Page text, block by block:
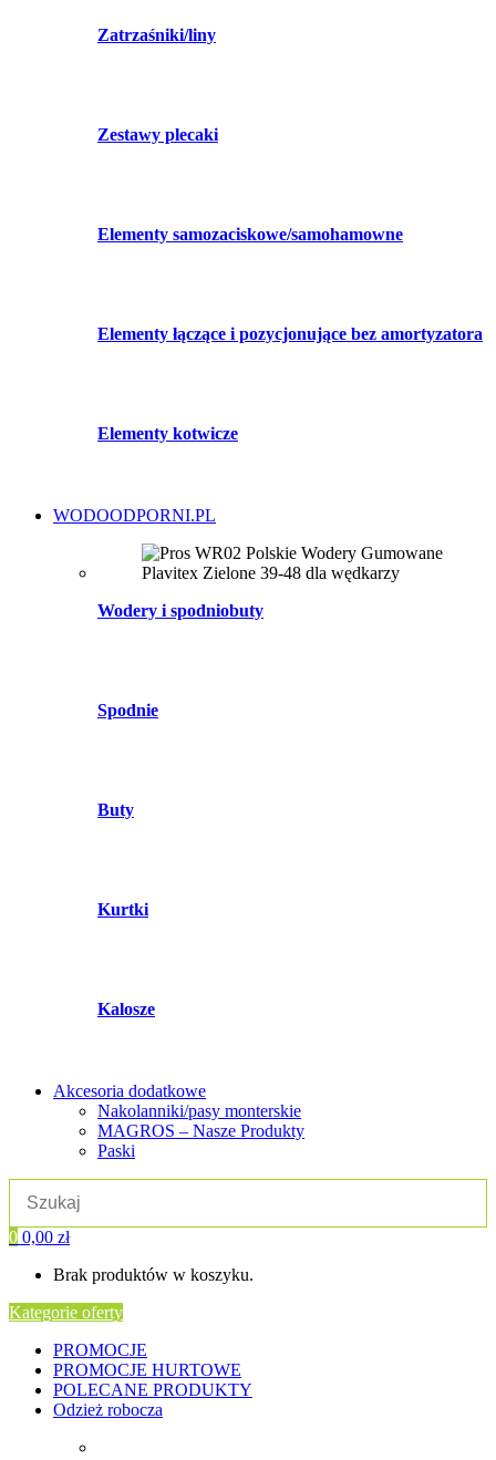
Zatrzaśniki/liny
Zestawy plecaki
Elementy samozaciskowe/samohamowne
Elementy łączące i pozycjonujące bez amortyzatora
Elementy kotwicze
WODOODPORNI.PL
Wodery i spodniobuty
Spodnie
Buty
Kurtki
Kalosze
Akcesoria dodatkowe
Nakolanniki/pasy monterskie
MAGROS – Nasze Produkty
Paski
0 0,00 zł
Brak produktów w koszyku.
Kategorie oferty
PROMOCJE
PROMOCJE HURTOWE
POLECANE PRODUKTY
Odzież robocza